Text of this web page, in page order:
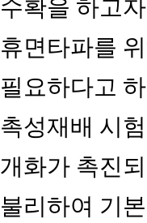
수확을 하고
휴면타파를
필요하다고
촉성재배 시
개화가 촉진
불리하여 기